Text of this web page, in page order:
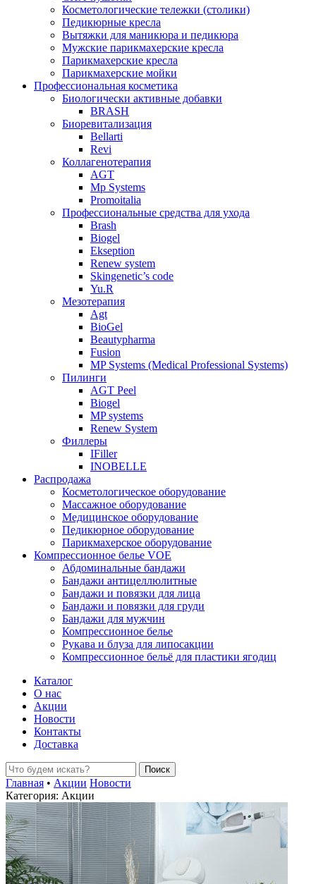
Косметологические тележки (столики)
Педикюрные кресла
Вытяжки для маникюра и педикюра
Мужские парикмахерские кресла
Парикмахерские кресла
Парикмахерские мойки
Профессиональная косметика
Биологически активные добавки
BRASH
Биоревитализация
Bellarti
Revi
Коллагенотерапия
AGT
Mp Systems
Promoitalia
Профессиональные средства для ухода
Brash
Biogel
Ekseption
Renew system
Skingenetic’s code
Yu.R
Мезотерапия
Agt
BioGel
Beautypharma
Fusion
MP Systems (Medical Professional Systems)
Пилинги
AGT Peel
Biogel
MP systems
Renew System
Филлеры
IFiller
INOBELLE
Распродажа
Косметологическое оборудование
Массажное оборудование
Медицинское оборудование
Педикюрное оборудование
Парикмахерское оборудование
Компрессионное белье VOE
Абдоминальные бандажи
Бандажи антицеллюлитные
Бандажи и повязки для лица
Бандажи и повязки для груди
Бандажи для мужчин
Компрессионное белье
Рукава и блуза для липосакции
Компрессионное бельё для пластики ягодиц
Каталог
О нас
Акции
Новости
Контакты
Доставка
Главная • Акции Новости
Категория: Акции